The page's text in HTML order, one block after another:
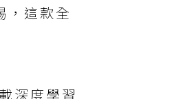
這款全